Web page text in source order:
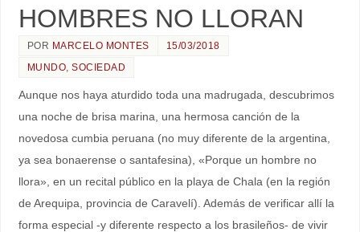
HOMBRES NO LLORAN
POR MARCELO MONTES
15/03/2018
MUNDO,SOCIEDAD
Aunque nos haya aturdido toda una madrugada, descubrimos
una noche de brisa marina, una hermosa canción de la
novedosa cumbia peruana (no muy diferente de la argentina,
ya sea bonaerense o santafesina), «Porque un hombre no
llora», en un recital público en la playa de Chala (en la región
de Arequipa, provincia de Caravelí). Además de verificar allí la
forma especial -y diferente respecto a los brasileños- de vivir